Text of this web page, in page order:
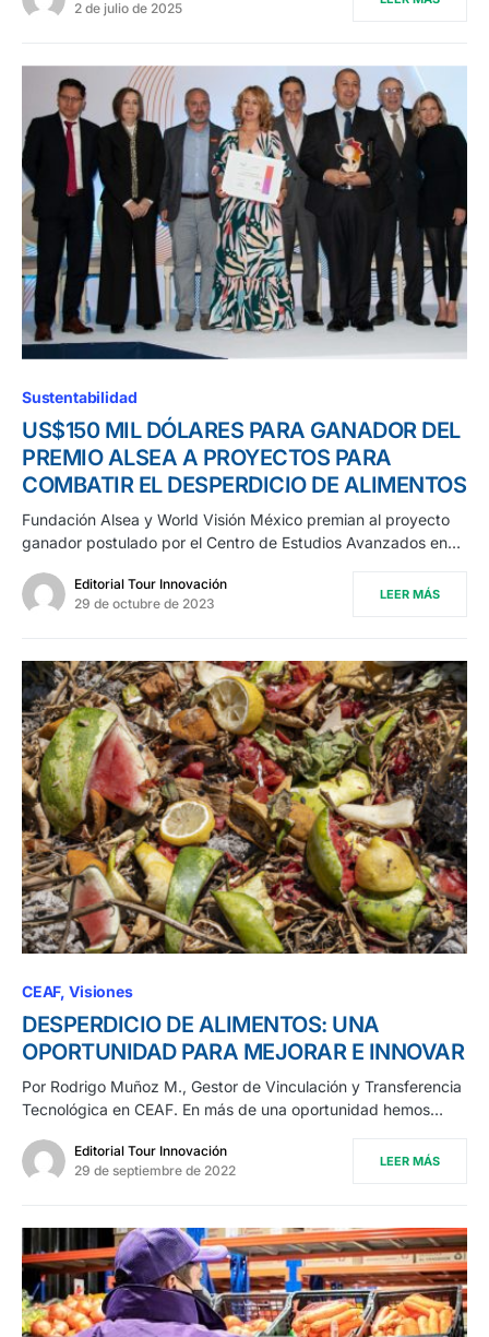
2 de julio de 2025
Sustentabilidad
US$150 MIL DÓLARES PARA GANADOR DEL
PREMIO ALSEA A PROYECTOS PARA
COMBATIR EL DESPERDICIO DE ALIMENTOS
Fundación Alsea y World Visión México premian al proyecto
ganador postulado por el Centro de Estudios Avanzados en…
Editorial Tour Innovación
29 de octubre de 2023
LEER MÁS
CEAF Visiones
DESPERDICIO DE ALIMENTOS: UNA
OPORTUNIDAD PARA MEJORAR E INNOVAR
Por Rodrigo Muñoz M., Gestor de Vinculación y Transferencia
Tecnológica en CEAF. En más de una oportunidad hemos…
Editorial Tour Innovación
29 de septiembre de 2022
LEER MÁS